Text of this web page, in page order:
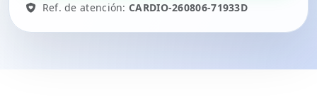
Ref. de atención:CARDIO-260806-71933D